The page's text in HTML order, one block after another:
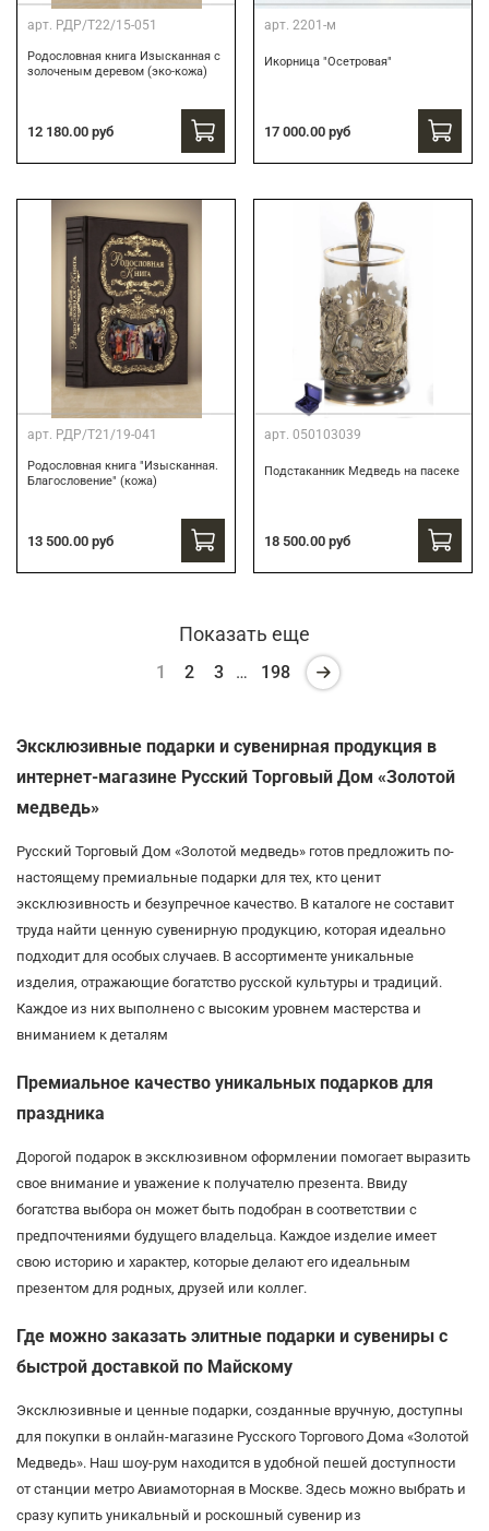
арт. РДР/Т22/15-051
Родословная книга Изысканная с
золоченым деревом (эко-кожа)
12 180.00 руб
арт. 2201-м
Икорница "Осетровая"
17 000.00 руб
арт. РДР/Т21/19-041
Родословная книга "Изысканная.
Благословение" (кожа)
13 500.00 руб
арт. 050103039
Подстаканник Медведь на пасеке
18 500.00 руб
Показать еще
1 2 3 … 198
Эксклюзивные подарки и сувенирная продукция в
интернет-магазине Русский Торговый Дом «Золотой
медведь»
Русский Торговый Дом «Золотой медведь» готов предложить по-
настоящему премиальные подарки для тех, кто ценит
эксклюзивность и безупречное качество. В каталоге не составит
труда найти ценную сувенирную продукцию, которая идеально
подходит для особых случаев. В ассортименте уникальные
изделия, отражающие богатство русской культуры и традиций.
Каждое из них выполнено с высоким уровнем мастерства и
вниманием к деталям
Премиальное качество уникальных подарков для
праздника
Дорогой подарок в эксклюзивном оформлении помогает выразить
свое внимание и уважение к получателю презента. Ввиду
богатства выбора он может быть подобран в соответствии с
предпочтениями будущего владельца. Каждое изделие имеет
свою историю и характер, которые делают его идеальным
презентом для родных, друзей или коллег.
Где можно заказать элитные подарки и сувениры с
быстрой доставкой по Майскому
Эксклюзивные и ценные подарки, созданные вручную, доступны
для покупки в онлайн-магазине Русского Торгового Дома «Золотой
Медведь». Наш шоу-рум находится в удобной пешей доступности
от станции метро Авиамоторная в Москве. Здесь можно выбрать и
сразу купить уникальный и роскошный сувенир из